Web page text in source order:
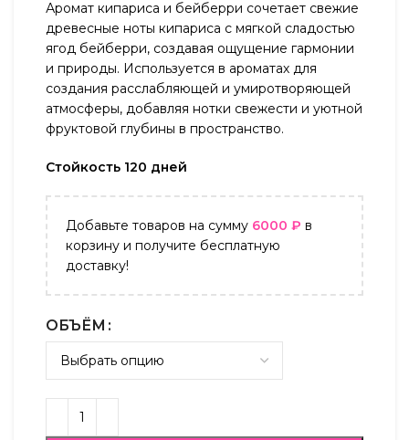
Аромат кипариса и бейберри сочетает свежие
древесные ноты кипариса с мягкой сладостью
ягод бейберри, создавая ощущение гармонии
и природы. Используется в ароматах для
создания расслабляющей и умиротворяющей
атмосферы, добавляя нотки свежести и уютной
фруктовой глубины в пространство.
Стойкость 120 дней
Добавьте товаров на сумму 6000 ₽ в
корзину и получите бесплатную
доставку!
ОБЪЁМ